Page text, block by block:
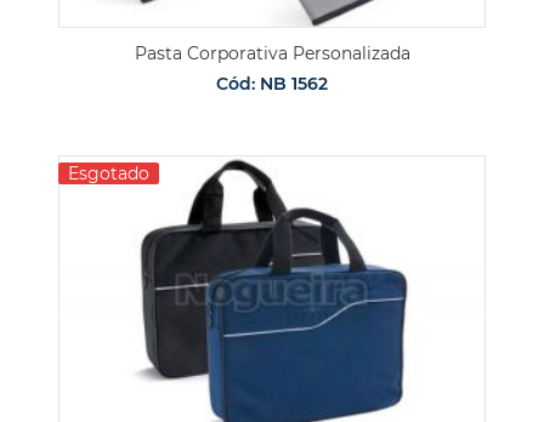
Pasta Corporativa Personalizada
Cód: NB 1562
Esgotado